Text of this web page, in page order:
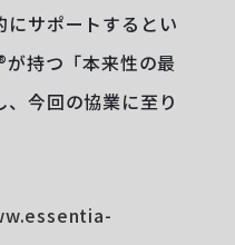
にサポートするとい
持つ「本来性の最
今回の協業に至り